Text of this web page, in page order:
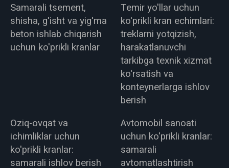
Samarali tsement,
shisha, g'isht va yig'ma
beton ishlab chiqarish
uchun ko'prikli kranlar
Temir yo'llar uchun
ko'prikli kran echimlari:
treklarni yotqizish,
harakatlanuvchi
tarkibga texnik xizmat
ko'rsatish va
konteynerlarga ishlov
berish
Oziq-ovqat va
ichimliklar uchun
ko'prikli kranlar:
samarali ishlov berish
Avtomobil sanoati
uchun ko'prikli kranlar:
samarali
avtomatlashtirish